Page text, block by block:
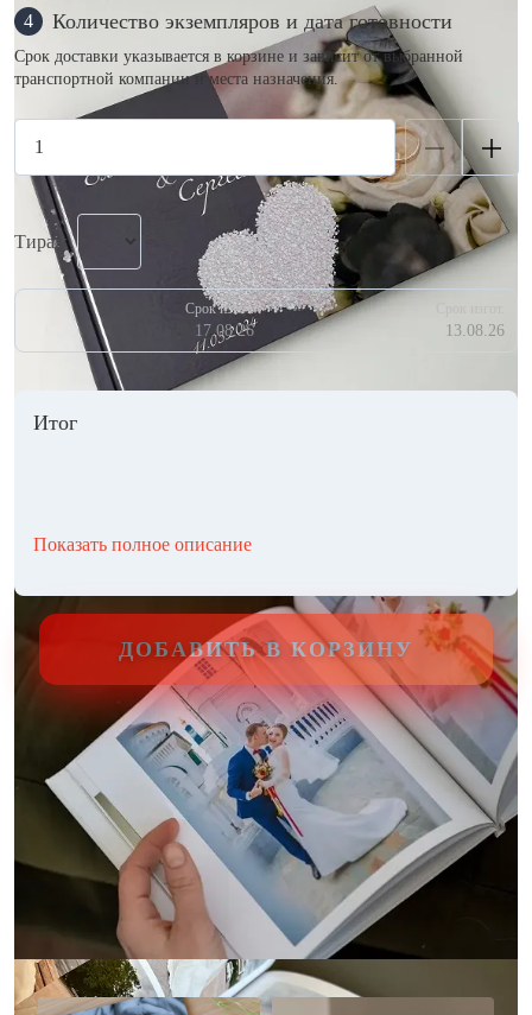
4 Количество экземпляров и дата готовности
Срок доставки указывается в корзине и зависит от выбранной
транспортной компании и места назначения.
Тираж
Срок изгот.
17.08.26 13.08.26
Итог
Показать полное описание
ДОБАВИТЬ В КОРЗИНУ
Другие стили фотокниг